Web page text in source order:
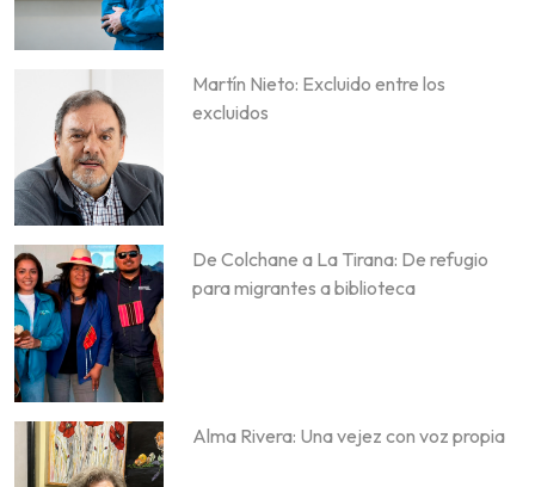
Martín Nieto: Excluido entre los
excluidos
De Colchane a La Tirana: De refugio
para migrantes a biblioteca
Alma Rivera: Una vejez con voz propia